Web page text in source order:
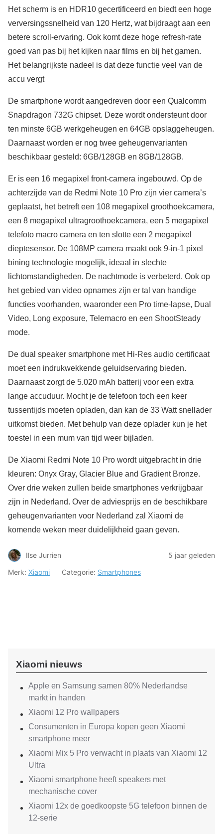
Het scherm is en HDR10 gecertificeerd en biedt een hoge
verversingssnelheid van 120 Hertz, wat bijdraagt aan een
betere scroll-ervaring. Ook komt deze hoge refresh-rate
goed van pas bij het kijken naar films en bij het gamen.
Het belangrijkste nadeel is dat deze functie veel van de
accu vergt
De smartphone wordt aangedreven door een Qualcomm
Snapdragon 732G chipset. Deze wordt ondersteunt door
ten minste 6GB werkgeheugen en 64GB opslaggeheugen.
Daarnaast worden er nog twee geheugenvarianten
beschikbaar gesteld: 6GB/128GB en 8GB/128GB.
Er is een 16 megapixel front-camera ingebouwd. Op de
achterzijde van de Redmi Note 10 Pro zijn vier camera’s
geplaatst, het betreft een 108 megapixel groothoekcamera,
een 8 megapixel ultragroothoekcamera, een 5 megapixel
telefoto macro camera en ten slotte een 2 megapixel
dieptesensor. De 108MP camera maakt ook 9-in-1 pixel
bining technologie mogelijk, ideaal in slechte
lichtomstandigheden. De nachtmode is verbeterd. Ook op
het gebied van video opnames zijn er tal van handige
functies voorhanden, waaronder een Pro time-lapse, Dual
Video, Long exposure, Telemacro en een ShootSteady
mode.
De dual speaker smartphone met Hi-Res audio certificaat
moet een indrukwekkende geluidservaring bieden.
Daarnaast zorgt de 5.020 mAh batterij voor een extra
lange accuduur. Mocht je de telefoon toch een keer
tussentijds moeten opladen, dan kan de 33 Watt snellader
uitkomst bieden. Met behulp van deze oplader kun je het
toestel in een mum van tijd weer bijladen.
De Xiaomi Redmi Note 10 Pro wordt uitgebracht in drie
kleuren: Onyx Gray, Glacier Blue and Gradient Bronze.
Over drie weken zullen beide smartphones verkrijgbaar
zijn in Nederland. Over de adviesprijs en de beschikbare
geheugenvarianten voor Nederland zal Xiaomi de
komende weken meer duidelijkheid gaan geven.
Ilse Jurrien
5 jaar geleden
Merk: Xiaomi Categorie: Smartphones
Xiaomi nieuws
Apple en Samsung samen 80% Nederlandse
markt in handen
Xiaomi 12 Pro wallpapers
Consumenten in Europa kopen geen Xiaomi
smartphone meer
Xiaomi Mix 5 Pro verwacht in plaats van Xiaomi 12
Ultra
Xiaomi smartphone heeft speakers met
mechanische cover
Xiaomi 12x de goedkoopste 5G telefoon binnen de
12-serie